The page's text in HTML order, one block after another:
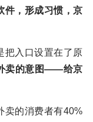
件，形成习惯，京
把入口设置在了原
卖的意图——给京
卖的消费者有40%